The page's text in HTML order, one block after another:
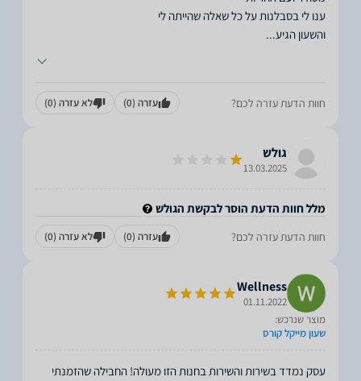
והשעון הגיע...
חוות הדעת עזרה לכם? עזרה (0) לא עזרה (0)
גולש
13.03.2025
מלל חוות הדעת הוסר לבקשת הגולש
חוות הדעת עזרה לכם? עזרה (0) לא עזרה (0)
Wellness
01.11.2022
מוצר שנרכש:
שעון מייקל קורס
עסק נמדד בשירות והשירות בחנות הזו מעולה! החבילה שהזמנתי